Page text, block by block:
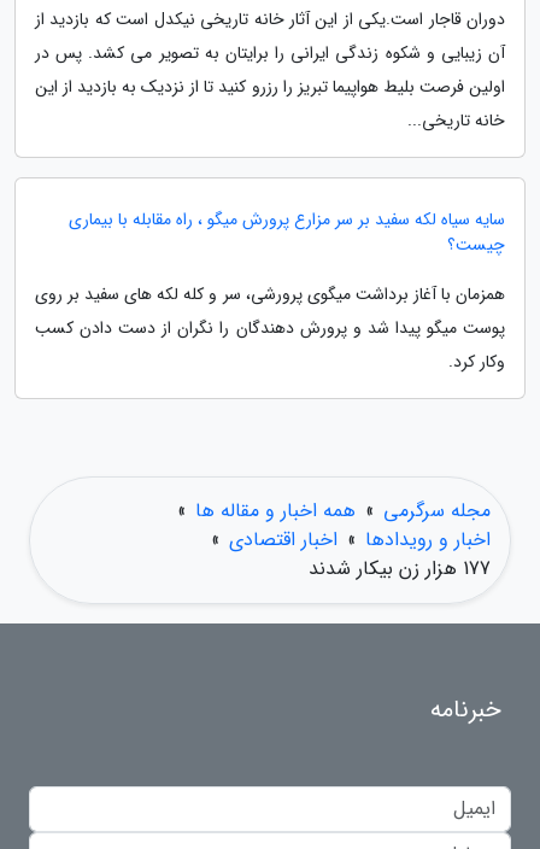
دوران قاجار است.یکی از این آثار خانه تاریخی نیکدل است که بازدید از
آن زیبایی و شکوه زندگی ایرانی را برایتان به تصویر می کشد. پس در
اولین فرصت بلیط هواپیما تبریز را رزرو کنید تا از نزدیک به بازدید از این
خانه تاریخی...
سایه سیاه لکه سفید بر سر مزارع پرورش میگو ، راه مقابله با بیماری
چیست؟
همزمان با آغاز برداشت میگوی پرورشی، سر و کله لکه های سفید بر روی
پوست میگو پیدا شد و پرورش دهندگان را نگران از دست دادن کسب
وکار کرد.
مجله سرگرمی » همه اخبار و مقاله ها »
اخبار و رویدادها » اخبار اقتصادی »
177 هزار زن بیکار شدند
خبرنامه